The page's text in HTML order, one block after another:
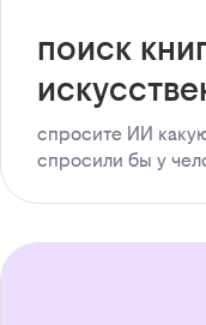
поиск
спросите ИИ
спросили бы у